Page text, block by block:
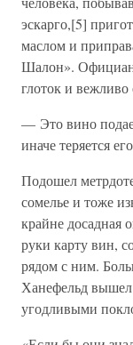
эскарго,[5]
маслом и
Шалон».
глоток и вежливо
— Это вино
иначе теряется
Подошел
сомелье и тоже
крайне досадная
руки карту вин,
рядом с ним.
Ханефельд
угодливыми